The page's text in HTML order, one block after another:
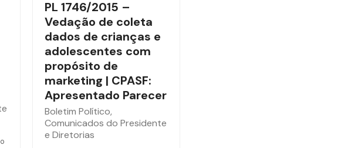
PL 1746/2015 –
Vedação de coleta
dados de crianças e
adolescentes com
propósito de
marketing | CPASF:
Apresentado Parecer
Boletim Político,
Comunicados do Presidente
e Diretorias